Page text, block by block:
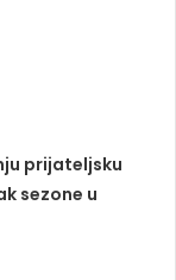
prijateljsku
sezone u